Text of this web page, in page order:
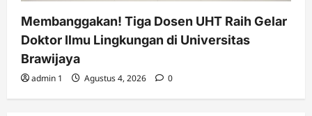
Membanggakan! Tiga Dosen UHT Raih Gelar
Doktor Ilmu Lingkungan di Universitas
Brawijaya
admin 1 Agustus 4, 2026 0